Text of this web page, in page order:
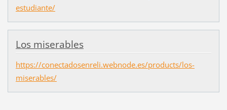
estudiante/
Los miserables
https://conectadosenreli.webnode.es/products/los-
miserables/